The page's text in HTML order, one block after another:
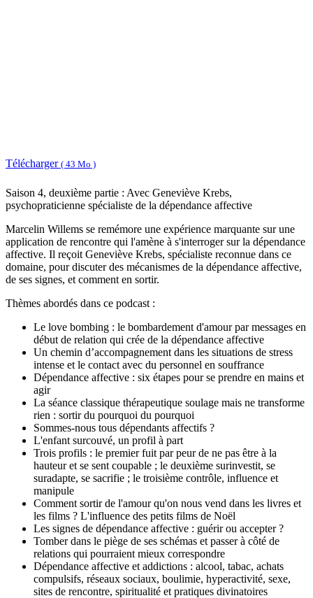
Télécharger ( 43 Mo )
Saison 4, deuxième partie : Avec Geneviève Krebs,
psychopraticienne spécialiste de la dépendance affective
Marcelin Willems se remémore une expérience marquante sur une
application de rencontre qui l'amène à s'interroger sur la dépendance
affective. Il reçoit Geneviève Krebs, spécialiste reconnue dans ce
domaine, pour discuter des mécanismes de la dépendance affective,
de ses signes, et comment en sortir.
Thèmes abordés dans ce podcast :
Le love bombing : le bombardement d'amour par messages en
début de relation qui crée de la dépendance affective
Un chemin d’accompagnement dans les situations de stress
intense et le contact avec du personnel en souffrance
Dépendance affective : six étapes pour se prendre en mains et
agir
La séance classique thérapeutique soulage mais ne transforme
rien : sortir du pourquoi du pourquoi
Sommes-nous tous dépendants affectifs ?
L'enfant surcouvé, un profil à part
Trois profils : le premier fuit par peur de ne pas être à la
hauteur et se sent coupable ; le deuxième surinvestit, se
suradapte, se sacrifie ; le troisième contrôle, influence et
manipule
Comment sortir de l'amour qu'on nous vend dans les livres et
les films ? L'influence des petits films de Noël
Les signes de dépendance affective : guérir ou accepter ?
Tomber dans le piège de ses schémas et passer à côté de
relations qui pourraient mieux correspondre
Dépendance affective et addictions : alcool, tabac, achats
compulsifs, réseaux sociaux, boulimie, hyperactivité, sexe,
sites de rencontre, spiritualité et pratiques divinatoires